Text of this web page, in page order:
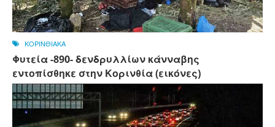
ΚΟΡΙΝΘΙΑΚΑ
Φυτεία -890- δενδρυλλίων κάνναβης
εντοπίσθηκε στην Κορινθία (εικόνες)